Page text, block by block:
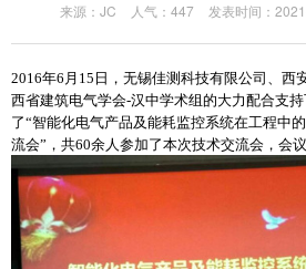
来源：JC 人气：447 发表时间：
2016年6月15日，无锡佳测科技有限公司、西
西省建筑电气学会-汉中学术组的大力配合支
了“智能化电气产品及能耗监控系统在工程中
流会”，共60余人参加了本次技术交流会，会